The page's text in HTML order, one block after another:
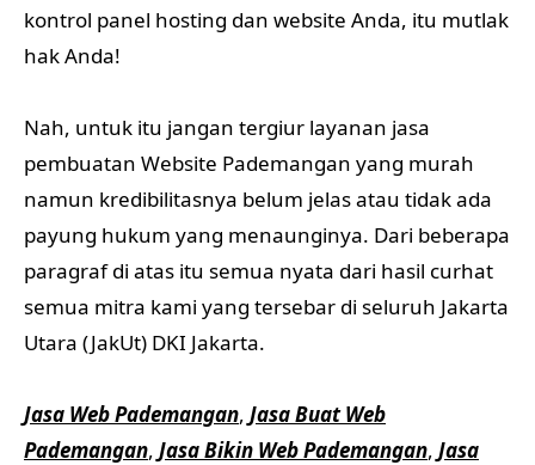
kontrol panel hosting dan website Anda, itu mutlak
hak Anda!
Nah, untuk itu jangan tergiur layanan jasa
pembuatan Website Pademangan yang murah
namun kredibilitasnya belum jelas atau tidak ada
payung hukum yang menaunginya. Dari beberapa
paragraf di atas itu semua nyata dari hasil curhat
semua mitra kami yang tersebar di seluruh Jakarta
Utara (JakUt) DKI Jakarta.
Jasa Web Pademangan, Jasa Buat Web
Pademangan, Jasa Bikin Web Pademangan, Jasa